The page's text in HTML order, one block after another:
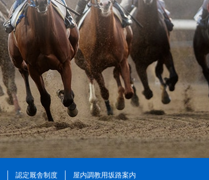
認定厩舎制度 屋内調教用坂路案内